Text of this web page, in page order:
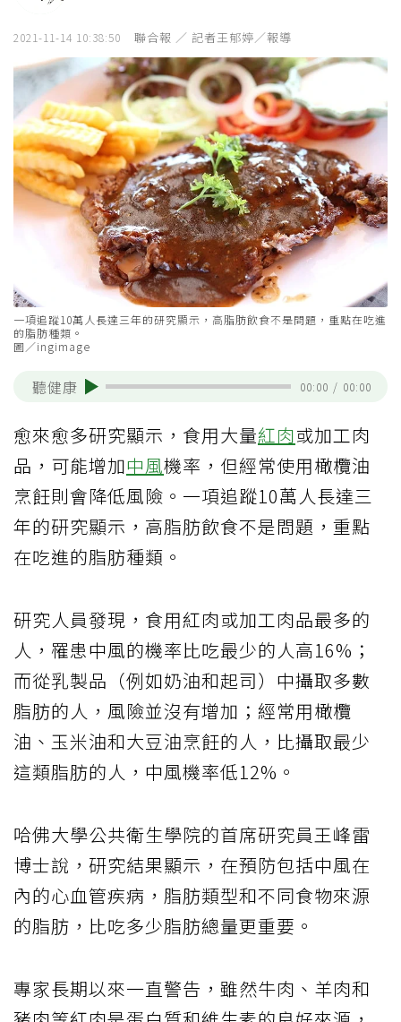
2021-11-14 10:38:50 聯合報 ／ 記者王郁婷／報導
一項追蹤10萬人長達三年的研究顯示，高脂肪飲食不是問題，重點在吃進
的脂肪種類。
圖／ingimage
聽健康 00:00 / 00:00
愈來愈多研究顯示，食用大量紅肉或加工肉
品，可能增加中風機率，但經常使用橄欖油
烹飪則會降低風險。一項追蹤10萬人長達三
年的研究顯示，高脂肪飲食不是問題，重點
在吃進的脂肪種類。
研究人員發現，食用紅肉或加工肉品最多的
人，罹患中風的機率比吃最少的人高16%；
而從乳製品（例如奶油和起司）中攝取多數
脂肪的人，風險並沒有增加；經常用橄欖
油、玉米油和大豆油烹飪的人，比攝取最少
這類脂肪的人，中風機率低12%。
哈佛大學公共衛生學院的首席研究員王峰雷
博士說，研究結果顯示，在預防包括中風在
內的心血管疾病，脂肪類型和不同食物來源
的脂肪，比吃多少脂肪總量更重要。
專家長期以來一直警告，雖然牛肉、羊肉和